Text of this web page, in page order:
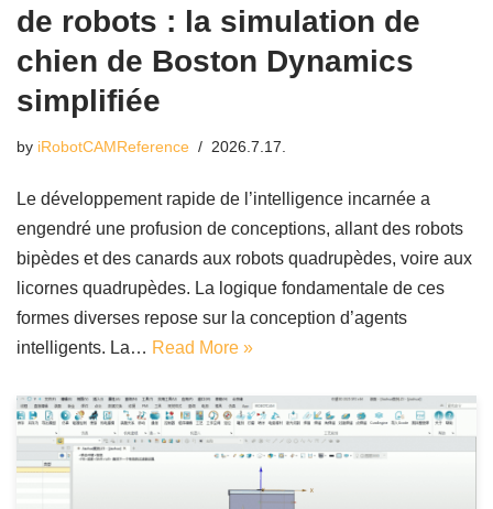
de robots : la simulation de
chien de Boston Dynamics
simplifiée
by iRobotCAMReference 2026.7.17.
Le développement rapide de l’intelligence incarnée a
engendré une profusion de conceptions, allant des robots
bipèdes et des canards aux robots quadrupèdes, voire aux
licornes quadrupèdes. La logique fondamentale de ces
formes diverses repose sur la conception d’agents
intelligents. La… Read More »